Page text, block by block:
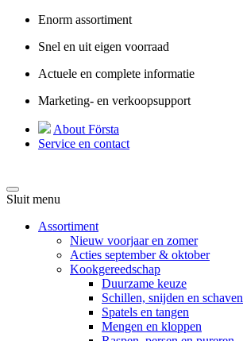
Enorm assortiment
Snel en uit eigen voorraad
Actuele en complete informatie
Marketing- en verkoopsupport
About Första
Service en contact
Sluit menu
Assortiment
Nieuw voorjaar en zomer
Acties september & oktober
Kookgereedschap
Duurzame keuze
Schillen, snijden en schaven
Spatels en tangen
Mengen en kloppen